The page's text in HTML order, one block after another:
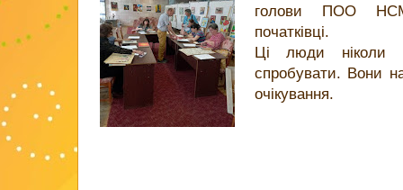
голови ПОО
початківці.
Ці люди ніколи
спробувати. Вони
очікування.